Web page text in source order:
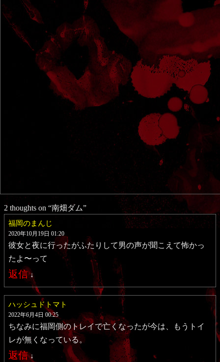
2 thoughts on “南畑ダム”
福岡のまんじ
2020年10月19日 01:20
彼女と夜に行ったがふたりして男の声が聞こえて怖かっ
たよ〜って
返信 ↓
ハッシュドトマト
2022年6月4日 00:25
ちなみに福岡側のトレイで亡くなったが今は、もうトイ
レが無くなっている。
返信 ↓